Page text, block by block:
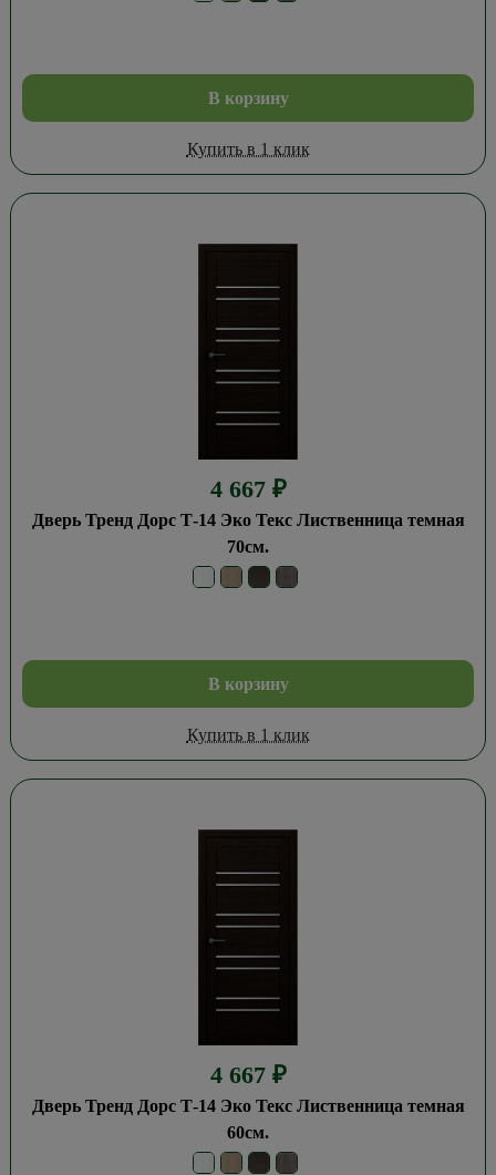
В корзину
Купить в 1 клик
4 667 ₽
Дверь Тренд Дорс Т-14 Эко Текс Лиственница темная
70см.
В корзину
Купить в 1 клик
4 667 ₽
Дверь Тренд Дорс Т-14 Эко Текс Лиственница темная
60см.